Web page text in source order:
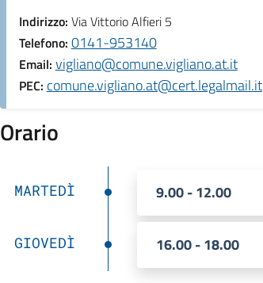
Indirizzo: Via Vittorio Alfieri 5
Telefono: 0141-953140
Email: vigliano@comune.vigliano.at.it
PEC: comune.vigliano.at@cert.legalmail.it
Orario
MARTEDÌ 9.00 - 12.00
GIOVEDÌ 16.00 - 18.00